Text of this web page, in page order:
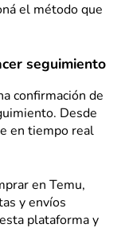
el método que
seguimiento
confirmación de
Desde
en tiempo real
en Temu,
y envíos
plataforma y